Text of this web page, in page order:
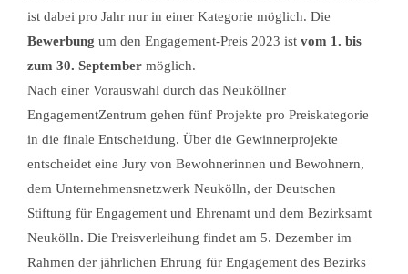
ist dabei pro Jahr nur in einer Kategorie möglich. Die
Bewerbung um den Engagement-Preis 2023 ist vom 1. bis
zum 30. September möglich.
Nach einer Vorauswahl durch das Neuköllner
EngagementZentrum gehen fünf Projekte pro Preiskategorie
in die finale Entscheidung. Über die Gewinnerprojekte
entscheidet eine Jury von Bewohnerinnen und Bewohnern,
dem Unternehmensnetzwerk Neukölln, der Deutschen
Stiftung für Engagement und Ehrenamt und dem Bezirksamt
Neukölln. Die Preisverleihung findet am 5. Dezember im
Rahmen der jährlichen Ehrung für Engagement des Bezirks